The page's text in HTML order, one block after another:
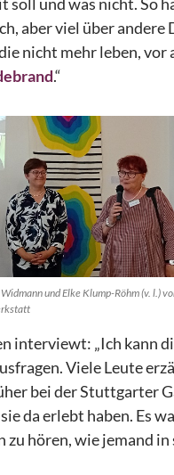
aber viel über andere
nicht mehr leben, vor
.“
und Elke Klump-Röhm (v. l.)
interviewt: „Ich kann
Viele Leute
bei der Stuttgarter
da erlebt haben. Es
zu hören, wie jemand